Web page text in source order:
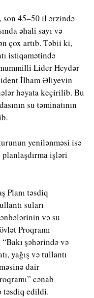
45–50 il ərzində
əhali sayı və
çox artıb. Təbii ki,
istiqamətində
Lider Heydər
İlham Əliyevin
həyata keçirilib. Bu
su təminatının
yenilənməsi isə
işləri
Planı təsdiq
suları
və su
Proqramı
şəhərində və
yağış və tullantı
dair
cənab
təsdiq edildi.